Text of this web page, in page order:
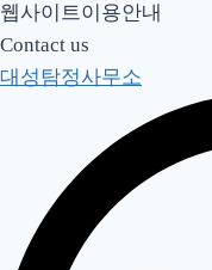
웹사이트이용안내
Contact us
대성탐정사무소